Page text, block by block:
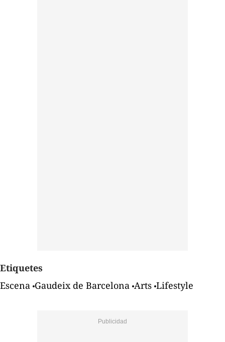
Etiquetes
Escena Gaudeix de Barcelona Arts Lifestyle